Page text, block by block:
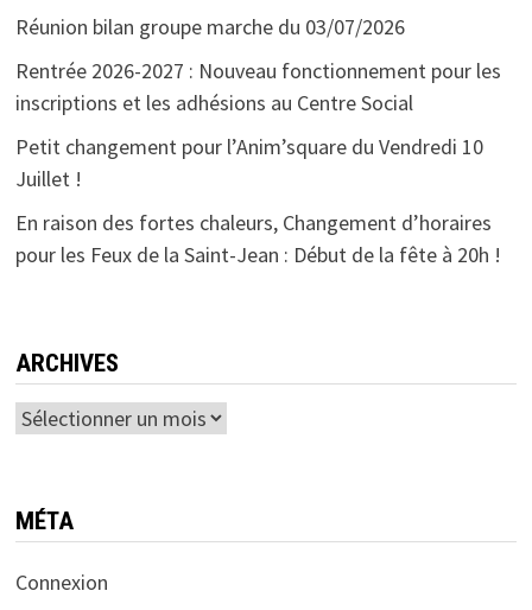
Réunion bilan groupe marche du 03/07/2026
Rentrée 2026-2027 : Nouveau fonctionnement pour les
inscriptions et les adhésions au Centre Social
Petit changement pour l’Anim’square du Vendredi 10
Juillet !
En raison des fortes chaleurs, Changement d’horaires
pour les Feux de la Saint-Jean : Début de la fête à 20h !
ARCHIVES
MÉTA
Connexion